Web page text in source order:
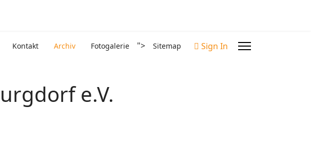
Kontakt Archiv Fotogalerie "> Sitemap Sign In
e.V.